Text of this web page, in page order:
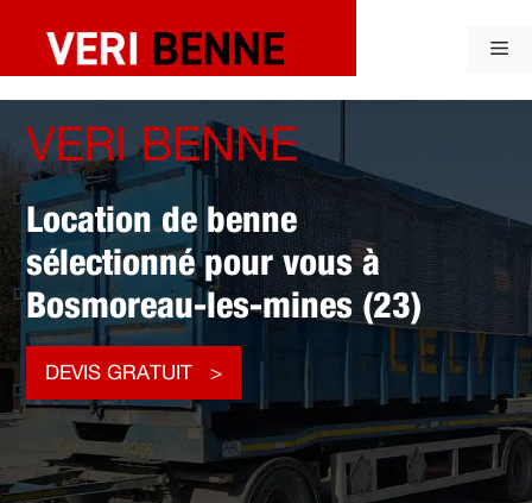
contenu
VERI BENNE
Location de benne
sélectionné pour vous à
Bosmoreau-les-mines (23)
DEVIS GRATUIT